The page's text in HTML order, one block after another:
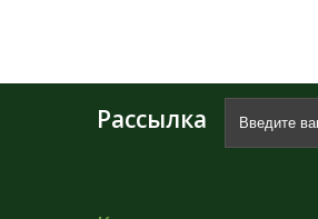
Рассылка